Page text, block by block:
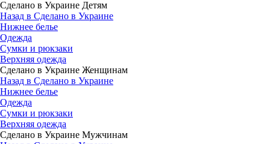
Сделано в Украине Детям
Назад в Сделано в Украине
Нижнее белье
Одежда
Сумки и рюкзаки
Верхняя одежда
Сделано в Украине Женщинам
Назад в Сделано в Украине
Нижнее белье
Одежда
Сумки и рюкзаки
Верхняя одежда
Сделано в Украине Мужчинам